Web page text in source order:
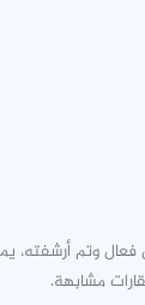
فعال وتم
مشابهة.